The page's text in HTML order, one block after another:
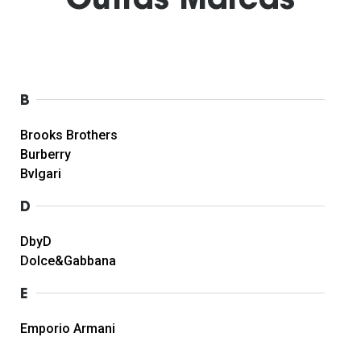
B
Brooks Brothers
Burberry
Bvlgari
D
DbyD
Dolce&Gabbana
E
Emporio Armani